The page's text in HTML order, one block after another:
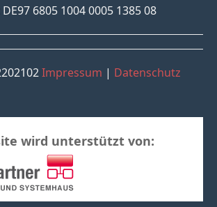
6805 1004 0005 1385 08
Impressum | Datenschutz
wird unterstützt von: